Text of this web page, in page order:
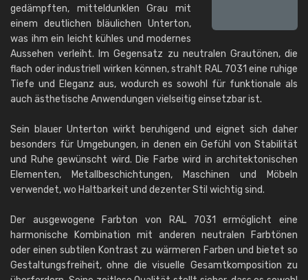
gedämpften, mitteldunklen Grau mit
einem deutlichen bläulichen Unterton,
was ihm ein leicht kühles und modernes
Aussehen verleiht. Im Gegensatz zu neutralen Grautönen, die
flach oder industriell wirken können, strahlt RAL 7031 eine ruhige
Tiefe und Eleganz aus, wodurch es sowohl für funktionale als
auch ästhetische Anwendungen vielseitig einsetzbar ist.
Sein blauer Unterton wirkt beruhigend und eignet sich daher
besonders für Umgebungen, in denen ein Gefühl von Stabilität
und Ruhe gewünscht wird. Die Farbe wird in architektonischen
Elementen, Metallbeschichtungen, Maschinen und Möbeln
verwendet, wo Haltbarkeit und dezenter Stil wichtig sind.
Der ausgewogene Farbton von RAL 7031 ermöglicht eine
harmonische Kombination mit anderen neutralen Farbtönen
oder einen subtilen Kontrast zu wärmeren Farben und bietet so
Gestaltungsfreiheit, ohne die visuelle Gesamtkomposition zu